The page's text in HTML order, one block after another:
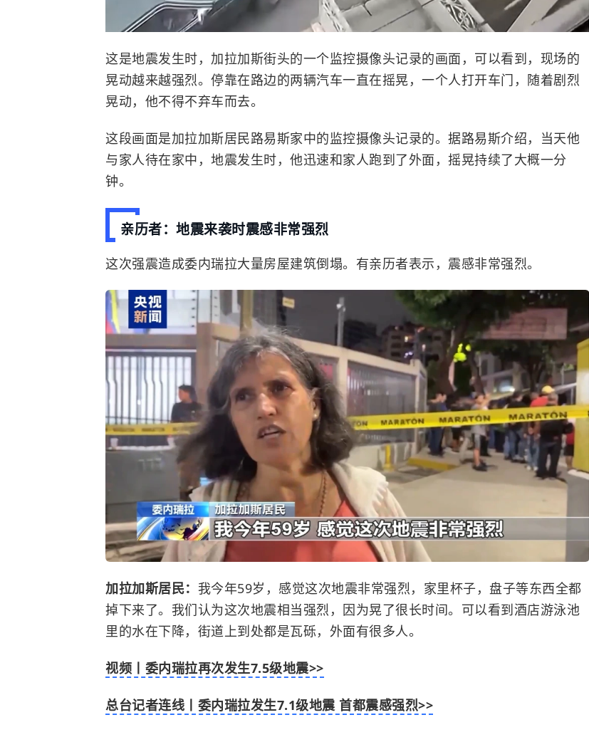
这是地震发生时，加拉加斯街头的一个监控摄像头记录的画面，可以看到，现场的
晃动越来越强烈。停靠在路边的两辆汽车一直在摇晃，一个人打开车门，随着剧烈
晃动，他不得不弃车而去。
这段画面是加拉加斯居民路易斯家中的监控摄像头记录的。据路易斯介绍，当天他
与家人待在家中，地震发生时，他迅速和家人跑到了外面，摇晃持续了大概一分
钟。
亲历者：地震来袭时震感非常强烈
这次强震造成委内瑞拉大量房屋建筑倒塌。有亲历者表示，震感非常强烈。
加拉加斯居民： 我今年59岁，感觉这次地震非常强烈，家里杯子，盘子等东西全都
掉下来了。我们认为这次地震相当强烈，因为晃了很长时间。可以看到酒店游泳池
里的水在下降，街道上到处都是瓦砾，外面有很多人。
视频丨委内瑞拉再次发生7.5级地震>>
总台记者连线丨委内瑞拉发生7.1级地震 首都震感强烈>>